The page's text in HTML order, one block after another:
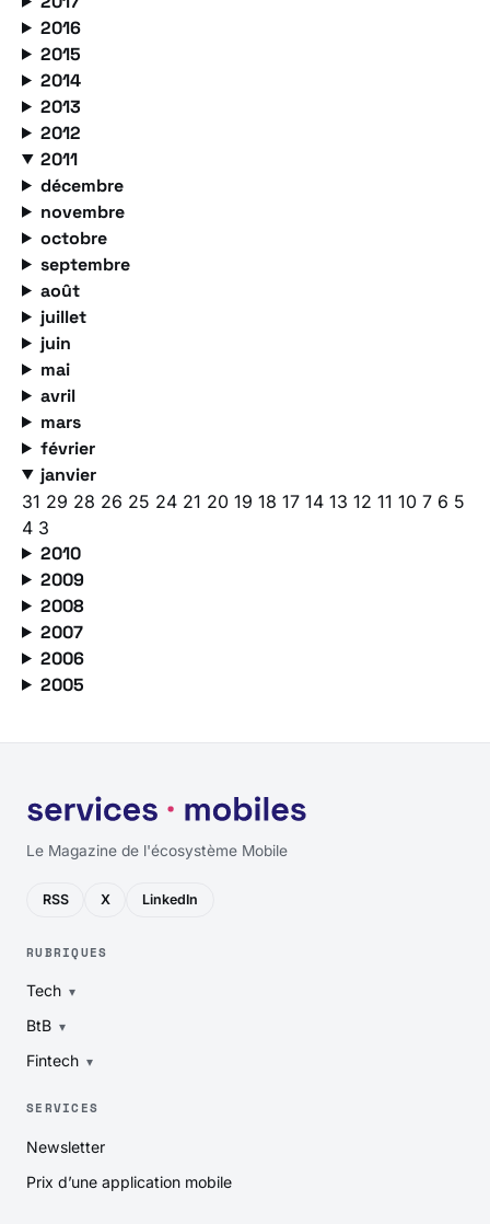
2016
2015
2014
2013
2012
2011
décembre
novembre
octobre
septembre
août
juillet
juin
mai
avril
mars
février
janvier
31 29 28 26 25 24 21 20 19 18 17 14 13 12 11 10 7 6 5
4 3
2010
2009
2008
2007
2006
2005
Le Magazine de l'écosystème Mobile
RSS X LinkedIn
RUBRIQUES
Tech
BtB
Fintech
SERVICES
Newsletter
Prix d’une application mobile